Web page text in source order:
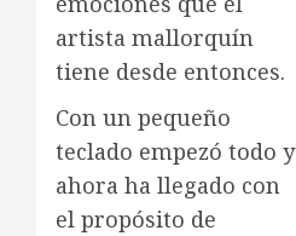
artista mallorquín
tiene desde entonces.
Con un pequeño
teclado empezó todo y
ahora ha llegado con
el propósito de